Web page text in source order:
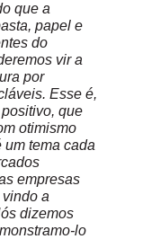
que a
papel e
do
vir a
por
Esse é,
que
otimismo
um tema cada
empresas
a
dizemos
lo